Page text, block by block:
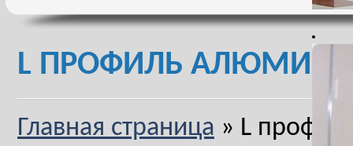
L ПРОФИЛЬ
Главная страница » L